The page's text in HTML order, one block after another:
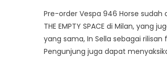
Pre-order Vespa 946 Horse sudah
THE EMPTY SPACE di Milan,
yang sama, In Sella sebagai rilisan
Pengunjung juga dapat